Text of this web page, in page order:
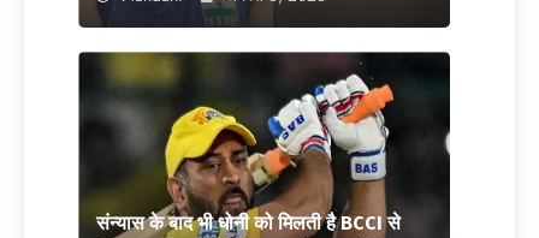
संन्यास के बाद भी धोनी को मिलती है BCCI से